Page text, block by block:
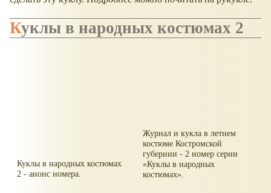
Куклы в народных костюмах 2
Куклы в народных костюмах
2 - анонс номера.
Журнал и кукла в летнем
костюме Костромской
губернии - 2 номер серии
Куклы в народных
костюмах